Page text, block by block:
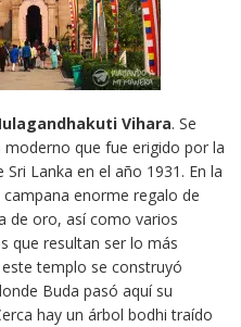
Vihara. Se
que fue erigido por la
Lanka en el año 1931. En la
enorme regalo de
de oro, así como varios
que resultan ser lo más
templo se construyó
Buda pasó aquí su
hay un árbol bodhi traído